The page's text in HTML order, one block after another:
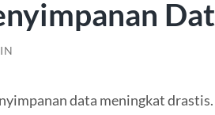
data meningkat drastis.